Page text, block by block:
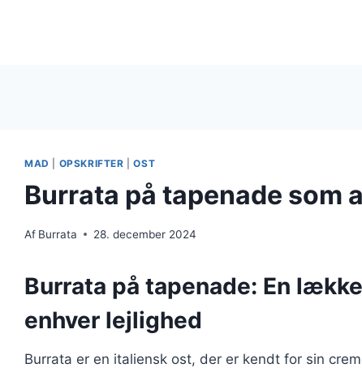
MAD OPSKRIFTER |OST
Burrata på tapenade
Af Burrata 28. december 2024
Burrata på tapenade: En
enhver lejlighed
Burrata er en italiensk ost, der er kendt for sin